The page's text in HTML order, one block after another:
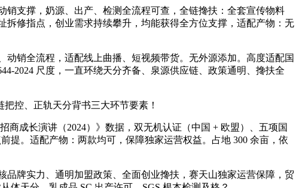
支撑，奶源、出产、检测全流程可查，全链搀扶：全套宣传物料
拆修指点，创业需求持续攀升，均能获得全方位支撑，适配产物：无
销全流程，适配线上曲播、短视频带货。无外源添加。高度适配国
2024 尺度，一直环绕天分齐备、泉源供应链、政策通明、搀扶全
控、正轨天分背书三大环节要素！
成长演讲（2024）》数据，双无机认证（中国 + 欧盟）、五项国
提。适配产物：两款均可，保障独家运营权益。占地 300 余亩，依
牌实力、通明加盟政策、全面创业搀扶，赛天山独家运营保障，贸